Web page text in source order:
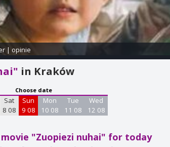
| opinie
in Kraków
Choose date
Sat
8 08
Sun
9 08
Mon
10 08
Tue
11 08
Wed
12 08
"Zuopiezi nuhai" for today